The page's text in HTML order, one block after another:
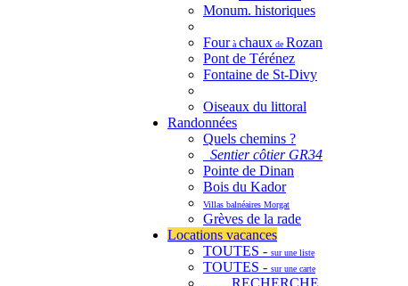
Monum. historiques
Fourà chaux de Rozan
Pont de Térénez
Fontaine de St-Divy
Oiseaux du littoral
Randonnées
Quels chemins ?
Sentier côtier GR34
Pointe de Dinan
Bois du Kador
Villas balnéaires Morgat
Grèves de la rade
Locations vacances
TOUTES - sur une liste
TOUTES - sur une carte
RECHERCHE